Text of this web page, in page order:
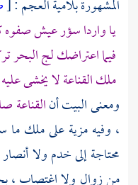
المشهورة بلاميةالعجم:
[
يا واردا سؤر عيش
فيما اعتراضك لج
ملك القناعة لا يخشى
ومعنى البيت أنالقناعة
، وفيه مزية على ملك ما
محتاجة إلى خدم ولا